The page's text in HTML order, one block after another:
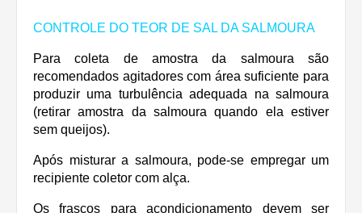
CONTROLE DO TEOR DE SAL DA SALMOURA
Para coleta de amostra da salmoura são
recomendados agitadores com área suficiente para
produzir uma turbulência adequada na salmoura
(retirar amostra da salmoura quando ela estiver
sem queijos).
Após misturar a salmoura, pode-se empregar um
recipiente coletor com alça.
Os frascos para acondicionamento devem ser